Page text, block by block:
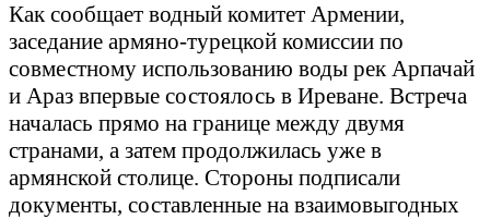
Как сообщает водный комитет Армении,
заседание армяно-турецкой комиссии по
совместному использованию воды рек Арпачай
и Араз впервые состоялось в Иреване. Встреча
началась прямо на границе между двумя
странами, а затем продолжилась уже в
армянской столице. Стороны подписали
документы, составленные на взаимовыгодных